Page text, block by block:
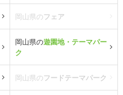
岡山県のフェア
岡山県の遊園地・テーマパー
ク
岡山県のフードテーマパーク